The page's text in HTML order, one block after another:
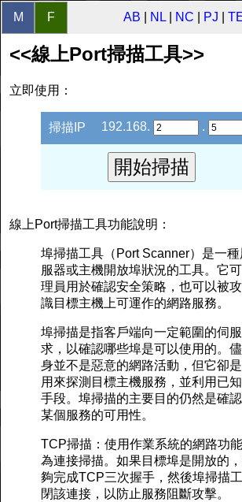
M F AB NL| NC PJ
<<線上Port掃描工具>>
立即使用：
掃描IP 192.168. .
線上Port掃描工具功能說明：
埠掃描工具（Port Scanner）是一種
服器或主機開放埠狀況的工具。它
理員用於確認安全策略，也可以被
識目標主機上可運作的網路服務。
埠掃描是指客戶端向一定範圍的伺
求，以確認哪些埠是可以使用的。
身並不是惡意的網路活動，但它卻
用來探測目標主機服務，並利用已
手段。埠掃描的主要目的仍然是確
某個服務的可用性。
TCP掃描：使用作業系統的網路功
為連接掃描。如果目標埠是開放的
夠完成TCP三次握手，然後埠掃描
閉該連接，以防止服務阻斷攻擊。